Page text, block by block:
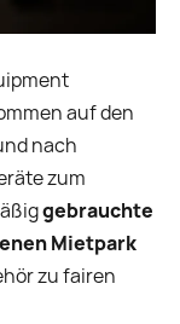
auf den
nach
zum
gebrauchte
Mietpark
zu fairen